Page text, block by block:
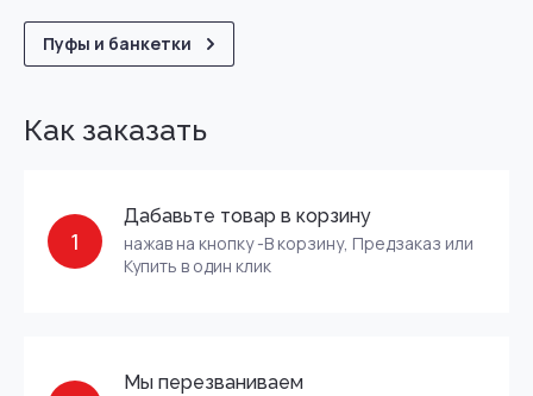
Пуфы и банкетки
Как заказать
1
Дабавьте товар в корзину
нажав на кнопку -В корзину, Предзаказ или
Купить в один клик
Мы перезваниваем